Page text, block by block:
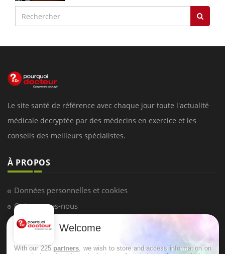
Le site santé de référence avec chaque jour toute l'actualité
médicale decryptée par des médecins en exercice et les
conseils des meilleurs spécialistes.
À PROPOS
Données personnelles et cookies
Qui sommes-nous
Conditions d'utilisation
Welcome
With our 225 partners , we wish to store and access information on